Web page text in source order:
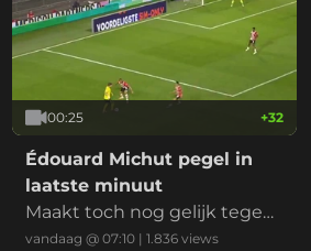
00:25 +32
Édouard Michut pegel in
laatste minuut
Maakt toch nog gelijk tegen
PSV
vandaag @ 07:10 |1.836 views